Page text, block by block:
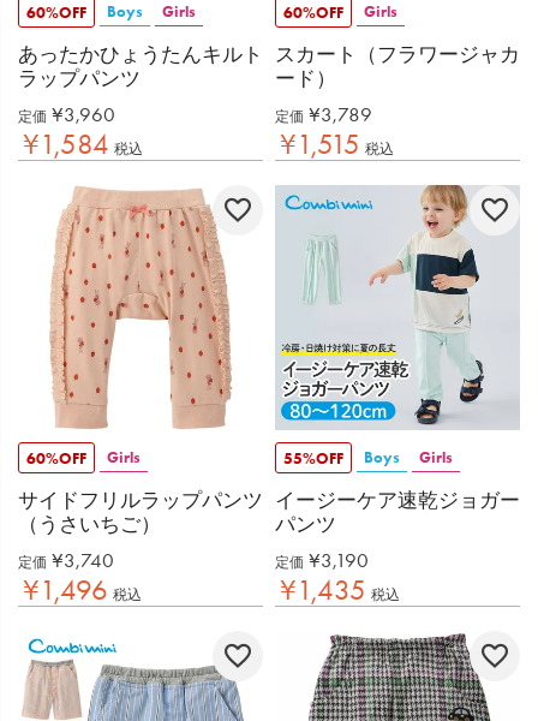
60%OFF Boys Girls
あったかひょうたんキルト
ラップパンツ
定価 ¥3,960
¥1,584 税込
60%OFF Girls
スカート（フラワージャカ
ード）
定価 ¥3,789
¥1,515 税込
60%OFF Girls
サイドフリルラップパンツ
（うさいちご）
定価 ¥3,740
¥1,496 税込
55%OFF Boys Girls
イージーケア速乾ジョガー
パンツ
定価 ¥3,190
¥1,435 税込